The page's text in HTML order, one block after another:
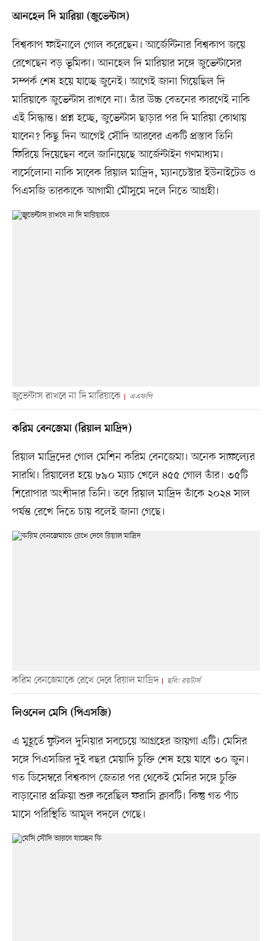
আনহেল দি মারিয়া (জুভেন্টাস)
বিশ্বকাপ ফাইনালে গোল করেছেন। আর্জেন্টিনার বিশ্বকাপ জয়ে
রেখেছেন বড় ভূমিকা। আনহেল দি মারিয়ার সঙ্গে জুভেন্টাসের
সম্পর্ক শেষ হয়ে যাচ্ছে জুনেই। আগেই জানা গিয়েছিল দি
মারিয়াকে জুভেন্টাস রাখবে না। তাঁর উচ্চ বেতনের কারণেই নাকি
এই সিদ্ধান্ত। প্রশ্ন হচ্ছে, জুভেন্টাস ছাড়ার পর দি মারিয়া কোথায়
যাবেন? কিছু দিন আগেই সৌদি আরবের একটি প্রস্তাব তিনি
ফিরিয়ে দিয়েছেন বলে জানিয়েছে আর্জেন্টাইন গণমাধ্যম।
বার্সেলোনা নাকি সাবেক রিয়াল মাদ্রিদ, ম্যানচেস্টার ইউনাইটেড ও
পিএসজি তারকাকে আগামী মৌসুমে দলে নিতে আগ্রহী।
জুভেন্টাস রাখবে না দি মারিয়াকে এএফপি
করিম বেনজেমা (রিয়াল মাদ্রিদ)
রিয়াল মাদ্রিদের গোল মেশিন করিম বেনজেমা। অনেক সাফল্যের
সারথি। রিয়ালের হয়ে ৮৯০ ম্যাচ খেলে ৪৫৫ গোল তাঁর। ৩৫টি
শিরোপার অংশীদার তিনি। তবে রিয়াল মাদ্রিদ তাঁকে ২০২৪ সাল
পর্যন্ত রেখে দিতে চায় বলেই জানা গেছে।
করিম বেনজেমাকে রেখে দেবে রিয়াল মাদ্রিদ ছবি: রয়টার্স
লিওনেল মেসি (পিএসজি)
এ মুহূর্তে ফুটবল দুনিয়ার সবচেয়ে আগ্রহের জায়গা এটি। মেসির
সঙ্গে পিএসজির দুই বছর মেয়াদি চুক্তি শেষ হয়ে যাবে ৩০ জুন।
গত ডিসেম্বরে বিশ্বকাপ জেতার পর থেকেই মেসির সঙ্গে চুক্তি
বাড়ানোর প্রক্রিয়া শুরু করেছিল ফরাসি ক্লাবটি। কিন্তু গত পাঁচ
মাসে পরিস্থিতি আমূল বদলে গেছে।